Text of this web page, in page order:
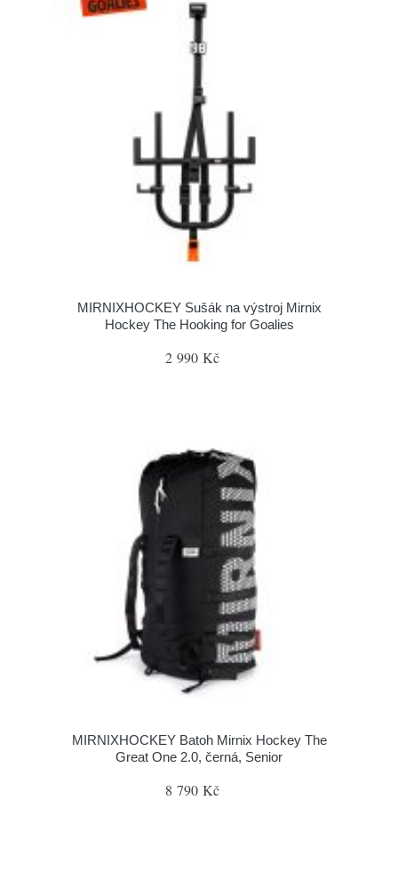
MIRNIXHOCKEY Sušák na výstroj Mirnix
Hockey The Hooking for Goalies
2 990 Kč
MIRNIXHOCKEY Batoh Mirnix Hockey The
Great One 2.0, černá, Senior
8 790 Kč